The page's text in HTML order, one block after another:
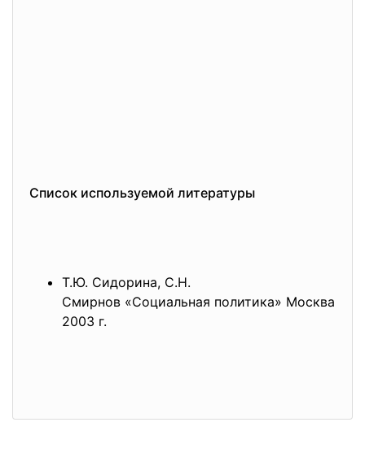
Список используемой литературы
Т.Ю. Сидорина, С.Н.
Смирнов «Социальная политика» Москва
2003 г.